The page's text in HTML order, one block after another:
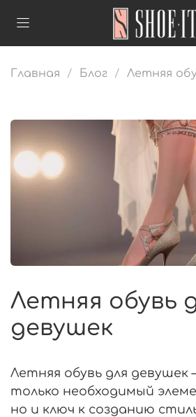
Главная Блог Летняя
Летняя обувь
девушек
Летняя обувь для
только необходимый
но и ключ к созданию